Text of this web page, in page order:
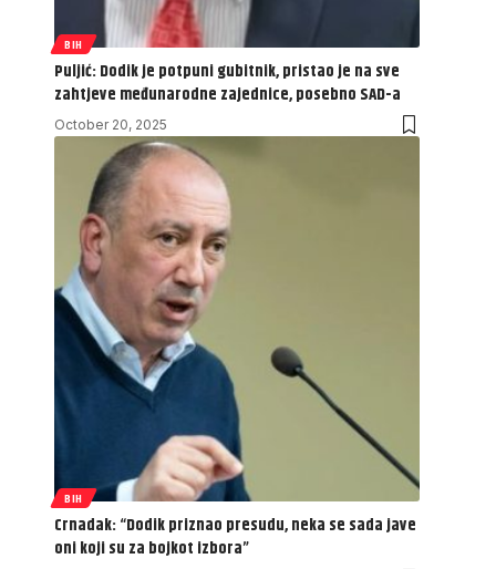
BIH
Puljić: Dodik je potpuni gubitnik, pristao je na sve
zahtjeve međunarodne zajednice, posebno SAD-a
October 20, 2025
BIH
Crnadak: “Dodik priznao presudu, neka se sada jave
oni koji su za bojkot izbora”